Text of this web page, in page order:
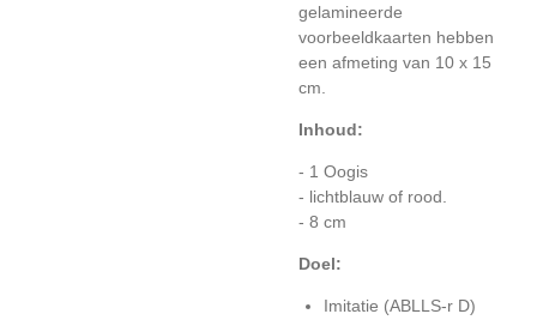
gelamineerde
voorbeeldkaarten hebben
een afmeting van 10 x 15
cm.
Inhoud:
- 1 Oogis
- lichtblauw of rood.
- 8 cm
Doel:
Imitatie (ABLLS-r D)